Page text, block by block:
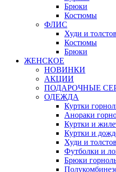
Брюки
Костюмы
ФЛИС
Худи и
Костюмы
Брюки
ЖЕНСКОЕ
НОВИНКИ
АКЦИИ
ПОДАРОЧНЫЕ
ОДЕЖДА
Куртки
Анораки
Куртки и
Куртки и
Худи и
Футболки и
Брюки